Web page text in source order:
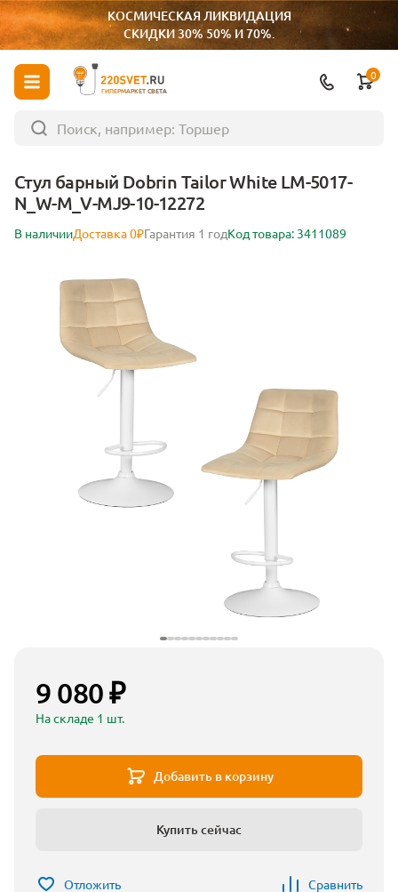
КОСМИЧЕСКАЯ ЛИКВИДАЦИЯ
СКИДКИ 30% 50% И 70%.
ГИПЕРМАРКЕТ СВЕТА
0
Стул барный Dobrin Tailor White LM-5017-
N_W-M_V-MJ9-10-12272
В наличииДоставка 0₽Гарантия 1 годКод товара: 3411089
9 080 ₽
На складе 1 шт.
Добавить в корзину
Купить сейчас
Отложить Сравнить